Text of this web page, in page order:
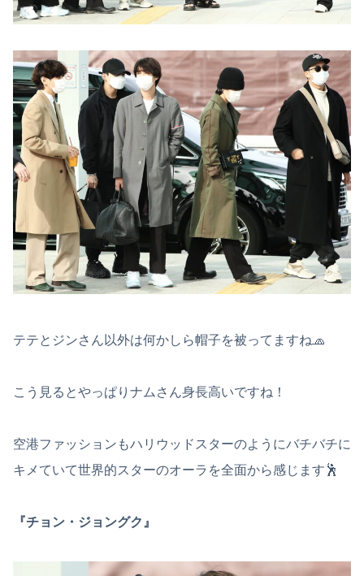
テテとジンさん以外は何かしら帽子を被ってますね🧢
こう見るとやっぱりナムさん身長高いですね！
空港ファッションもハリウッドスターのようにバチバチに
キメていて世界的スターのオーラを全面から感じます🕺
『チョン・ジョングク』